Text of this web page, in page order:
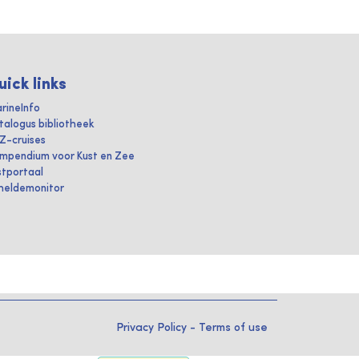
links
bibliotheek
cruises
voor Kust en Zee
Privacy Policy - Terms of use